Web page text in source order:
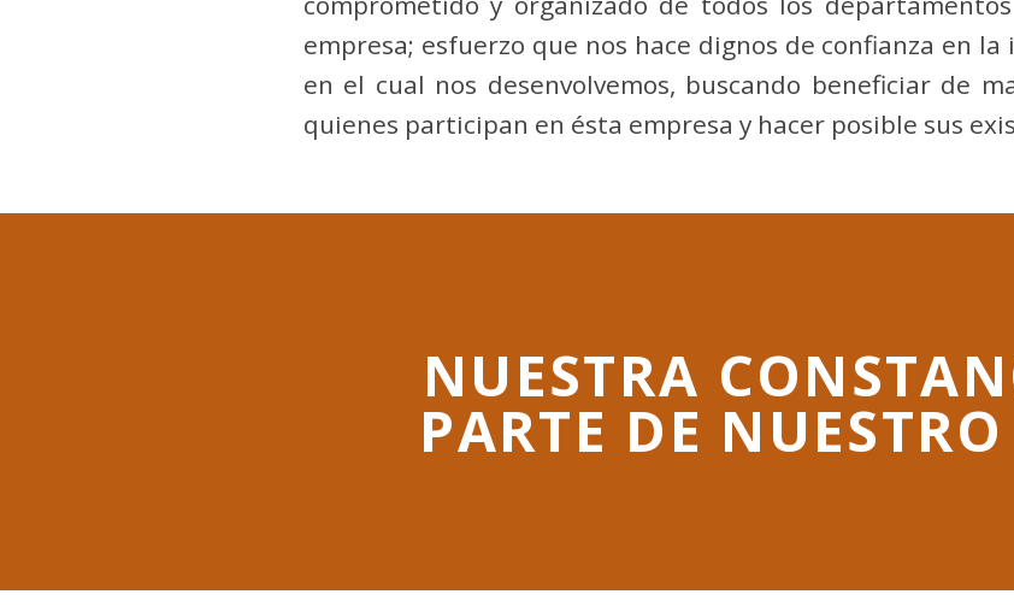
empresa; esfuerzo que nos hace dignos de confianza en
en el cual nos desenvolvemos, buscando beneficiar de
quienes participan en ésta empresa y hacer posible sus
NUESTRA
PARTE DE